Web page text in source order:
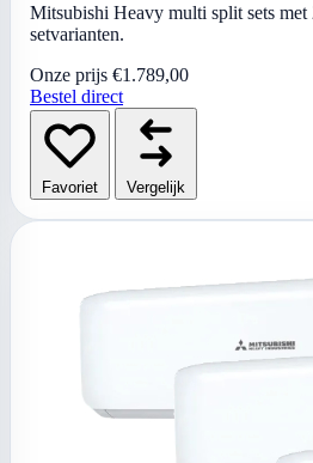
Mitsubishi Heavy multi split sets
setvarianten.
Onze prijs €1.789,00
Bestel direct
Favoriet Vergelijk